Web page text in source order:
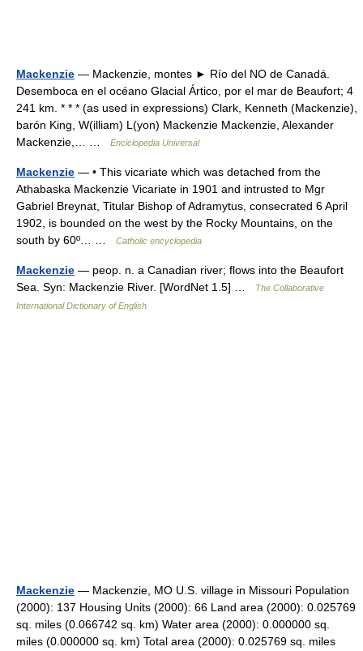
Mackenzie — Mackenzie, montes ► Río del NO de Canadá.
Desemboca en el océano Glacial Ártico, por el mar de Beaufort; 4
241 km. * * * (as used in expressions) Clark, Kenneth (Mackenzie),
barón King, W(illiam) L(yon) Mackenzie Mackenzie, Alexander
Mackenzie,… …
Enciclopedia Universal
Mackenzie — • This vicariate which was detached from the
Athabaska Mackenzie Vicariate in 1901 and intrusted to Mgr
Gabriel Breynat, Titular Bishop of Adramytus, consecrated 6 April
1902, is bounded on the west by the Rocky Mountains, on the
south by 60º… …
Catholic encyclopedia
Mackenzie — peop. n. a Canadian river; flows into the Beaufort
Sea. Syn: Mackenzie River. [WordNet 1.5] …
The Collaborative
International Dictionary of English
Mackenzie — Mackenzie, MO U.S. village in Missouri Population
(2000): 137 Housing Units (2000): 66 Land area (2000): 0.025769
sq. miles (0.066742 sq. km) Water area (2000): 0.000000 sq.
miles (0.000000 sq. km) Total area (2000): 0.025769 sq. miles